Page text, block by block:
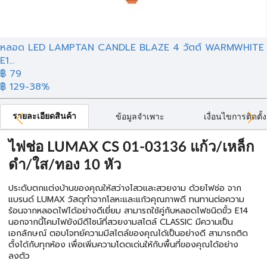
หลอด LED LAMPTAN CANDLE BLAZE 4 วัตต์ WARMWHITE
E1...
฿ 79
฿ 129-38%
รายละเอียดสินค้า ข้อมูลจำเพาะ เงื่อนไขการติดตั้ง
ไฟช่อ LUMAX CS 01-03136 แก้ว/เหล็ก
ดำ/ใส/ทอง 10 หัว
ประดับตกแต่งบ้านของคุณให้สว่างไสวและสวยงาม ด้วยไฟช่อ จาก
แบรนด์ LUMAX วัสดุทำจากโลหะและแก้วคุณภาพดี ทนทานต่อความ
ร้อนจากหลอดไฟได้อย่างดีเยี่ยม สามารถใช้คู่กับหลอดไฟชนิดขั้ว E14
นอกจากนี้โคมไฟยังมีดีไซน์ที่สวยงามสไตล์ CLASSIC มีความเป็น
เอกลักษณ์ ตอบโจทย์ความมีสไตล์ของคุณได้เป็นอย่างดี สามารถติด
ตั้งได้กับทุกห้อง เพื่อเพิ่มความโดดเด่นให้กับพื้นที่ของคุณได้อย่าง
ลงตัว